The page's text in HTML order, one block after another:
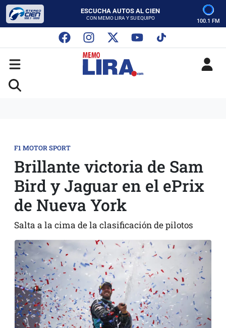
ESCUCHA AUTOS AL CIEN
CON MEMO LIRA Y SU EQUIPO
SABADO - 12:00 PM
ESCUCHA AUTOS AL CIEN
CON MEMO LIRA Y SU EQUIPO
LUNES A VIERNES - 5:00 PM
SABADO - 12:00 PM
100.1 FM
F1 MOTOR SPORT
Brillante victoria de Sam
Bird y Jaguar en el ePrix
de Nueva York
Salta a la cima de la clasificación de pilotos